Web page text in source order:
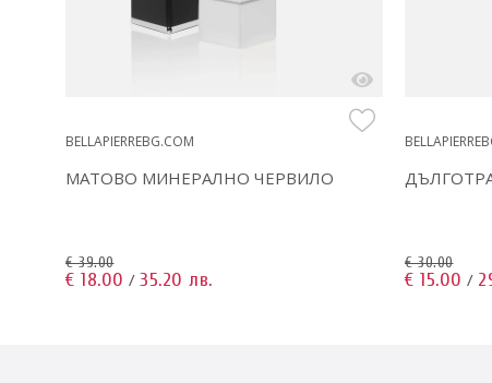
BELLAPIERREBG.COM
МАТОВО МИНЕРАЛНО ЧЕРВИЛО
€ 39.00
€ 18.00 / 35.20 лв.
€ 30.00
€ 15.00 /